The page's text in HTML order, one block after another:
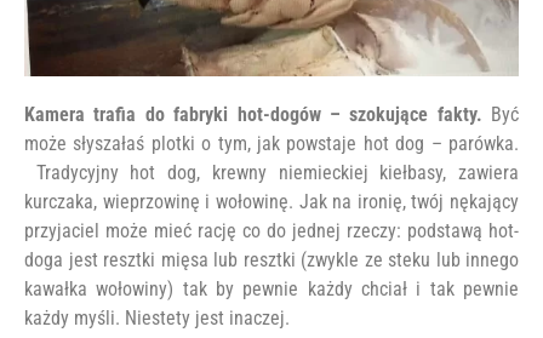
Kamera trafia do fabryki hot-dogów – szokujące fakty. Być
może słyszałaś plotki o tym, jak powstaje hot dog – parówka.
Tradycyjny hot dog, krewny niemieckiej kiełbasy, zawiera
kurczaka, wieprzowinę i wołowinę. Jak na ironię, twój nękający
przyjaciel może mieć rację co do jednej rzeczy: podstawą hot-
doga jest resztki mięsa lub resztki (zwykle ze steku lub innego
kawałka wołowiny) tak by pewnie każdy chciał i tak pewnie
każdy myśli. Niestety jest inaczej.